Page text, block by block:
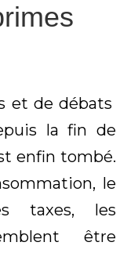
et de débats
la fin de
enfin tombé.
le
taxes, les
être